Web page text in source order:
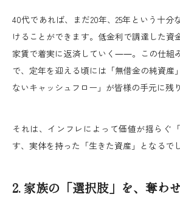
40代であれば、まだ20年、25年という十分
けることができます。低金利で調達した資
家賃で着実に返済していく――。この仕組
で、定年を迎える頃には「無借金の純資産
ないキャッシュフロー」が皆様の手元に残
それは、インフレによって価値が揺らぐ
す、実体を持った「生きた資産」となるで
2. 家族の「選択肢」を、奪わ